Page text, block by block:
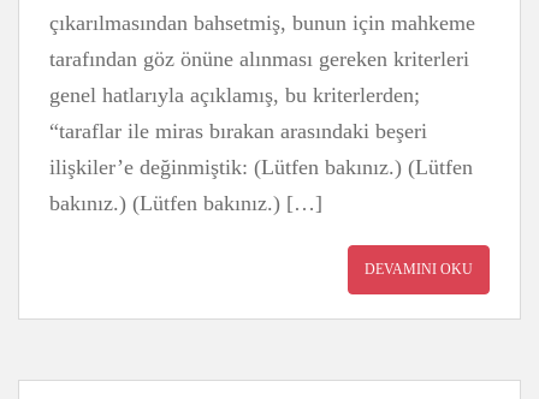
çıkarılmasından bahsetmiş, bunun için mahkeme
tarafından göz önüne alınması gereken kriterleri
genel hatlarıyla açıklamış, bu kriterlerden;
“taraflar ile miras bırakan arasındaki beşeri
ilişkiler’e değinmiştik: (Lütfen bakınız.) (Lütfen
bakınız.) (Lütfen bakınız.) […]
DEVAMINI OKU